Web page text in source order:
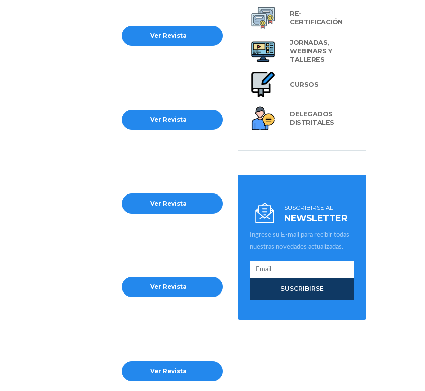
RE-
CERTIFICACIÓN
JORNADAS,
WEBINARS Y
TALLERES
CURSOS
DELEGADOS
DISTRITALES
SUSCRIBIRSE AL
NEWSLETTER
Ingrese su E-mail para recibir todas
nuestras novedades actualizadas.
SUSCRIBIRSE
Ver Revista
Ver Revista
Ver Revista
Ver Revista
Ver Revista